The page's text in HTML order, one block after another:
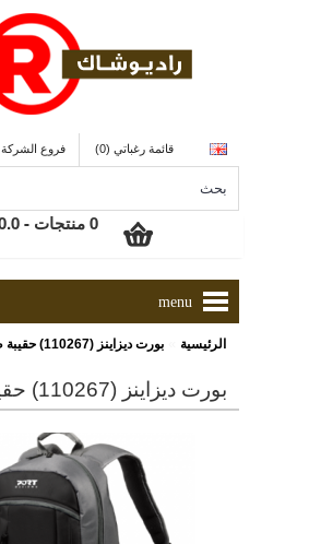
قائمة رغباتي (0) فروع الشركة
0 منتجات - 0.0
menu
الرئيسية بورت ديزاينز (110267) حقيبة ظهر للاب توب مقاس 15.6 بوصة + بطارية شحن خارجية سعة 3000 ملى أمبير